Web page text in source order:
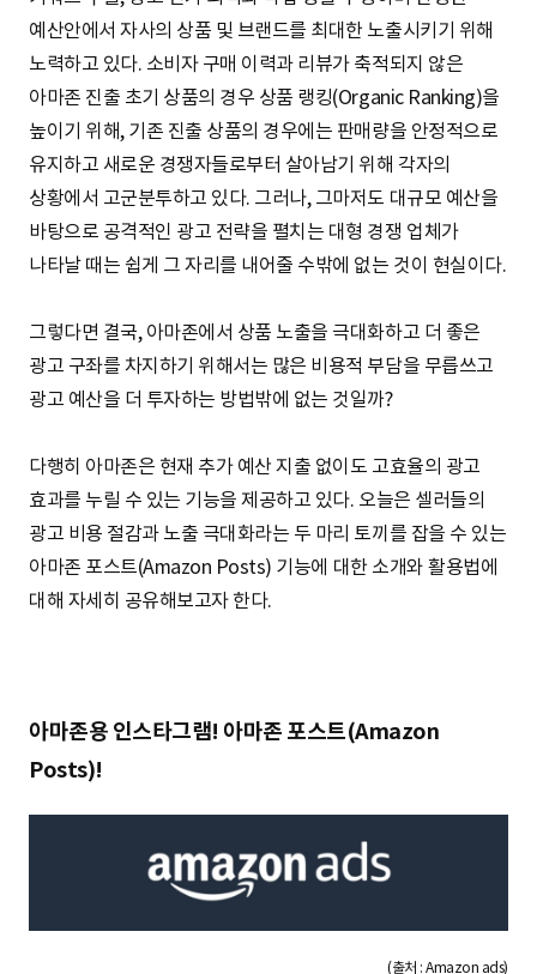
예산안에서 자사의 상품 및 브랜드를 최대한 노출시키기 위해
노력하고 있다. 소비자 구매 이력과 리뷰가 축적되지 않은
아마존 진출 초기 상품의 경우 상품 랭킹(Organic Ranking)을
높이기 위해, 기존 진출 상품의 경우에는 판매량을 안정적으로
유지하고 새로운 경쟁자들로부터 살아남기 위해 각자의
상황에서 고군분투하고 있다. 그러나, 그마저도 대규모 예산을
바탕으로 공격적인 광고 전략을 펼치는 대형 경쟁 업체가
나타날 때는 쉽게 그 자리를 내어줄 수밖에 없는 것이 현실이다.
그렇다면 결국, 아마존에서 상품 노출을 극대화하고 더 좋은
광고 구좌를 차지하기 위해서는 많은 비용적 부담을 무릅쓰고
광고 예산을 더 투자하는 방법밖에 없는 것일까?
다행히 아마존은 현재 추가 예산 지출 없이도 고효율의 광고
효과를 누릴 수 있는 기능을 제공하고 있다. 오늘은 셀러들의
광고 비용 절감과 노출 극대화라는 두 마리 토끼를 잡을 수 있는
아마존 포스트(Amazon Posts) 기능에 대한 소개와 활용법에
대해 자세히 공유해보고자 한다.
아마존용 인스타그램! 아마존 포스트(Amazon
Posts)!
(출처 : Amazon ads)